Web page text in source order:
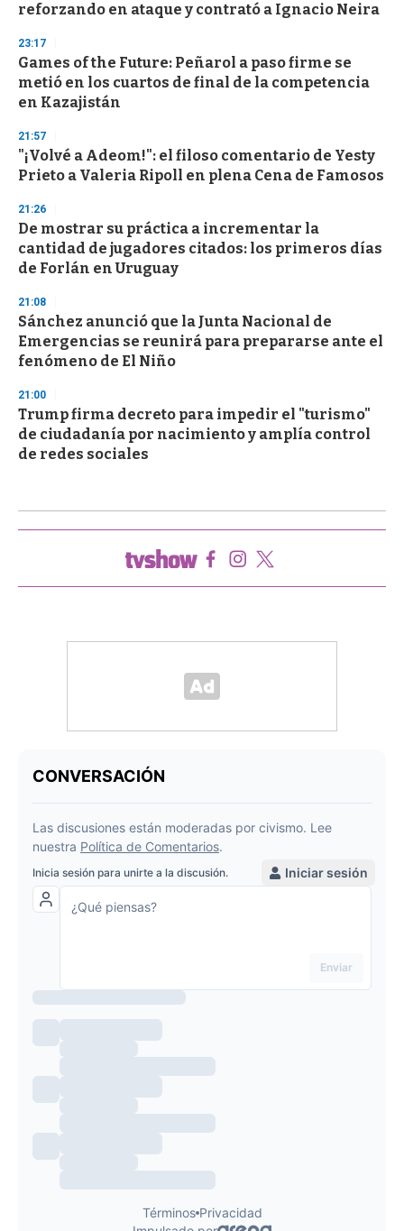
reforzando en ataque y contrató a Ignacio Neira
23:17
Games of the Future: Peñarol a paso firme se
metió en los cuartos de final de la competencia
en Kazajistán
21:57
"¡Volvé a Adeom!": el filoso comentario de Yesty
Prieto a Valeria Ripoll en plena Cena de Famosos
21:26
De mostrar su práctica a incrementar la
cantidad de jugadores citados: los primeros días
de Forlán en Uruguay
21:08
Sánchez anunció que la Junta Nacional de
Emergencias se reunirá para prepararse ante el
fenómeno de El Niño
21:00
Trump firma decreto para impedir el "turismo"
de ciudadanía por nacimiento y amplía control
de redes sociales